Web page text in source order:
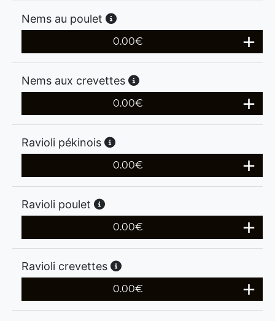
Nems au poulet
0.00€
Nems aux crevettes
0.00€
Ravioli pékinois
0.00€
Ravioli poulet
0.00€
Ravioli crevettes
0.00€